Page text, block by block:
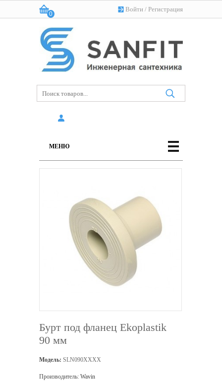
Войти / Регистрация
Корзина:
0
(пусто)
МЕНЮ
Бурт под фланец Ekoplastik
90 мм
Модель: SLN090XXXX
Производитель: Wavin